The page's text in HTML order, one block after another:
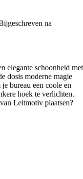
na
elegante schoonheid met
dosis moderne magie
bureau een coole en
hoek te verlichten.
Leitmotiv plaatsen?